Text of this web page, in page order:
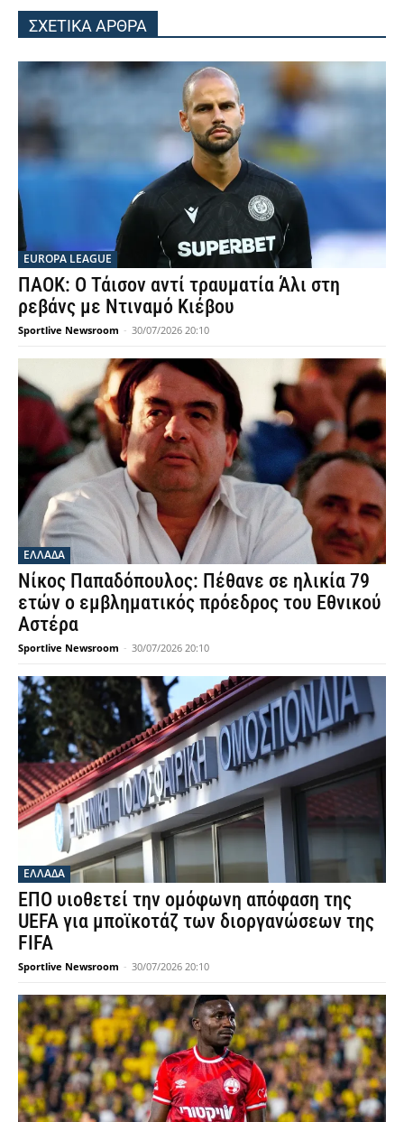
ΣΧΕΤΙΚΑ ΑΡΘΡΑ
EUROPA LEAGUE
ΠΑΟΚ: Ο Τάισον αντί τραυματία Άλι στη
ρεβάνς με Ντιναμό Κιέβου
Sportlive Newsroom - 30/07/2026 20:10
ΕΛΛΑΔΑ
Νίκος Παπαδόπουλος: Πέθανε σε ηλικία 79
ετών ο εμβληματικός πρόεδρος του Εθνικού
Αστέρα
Sportlive Newsroom - 30/07/2026 20:10
ΕΛΛΑΔΑ
ΕΠΟ υιοθετεί την ομόφωνη απόφαση της
UEFA για μποϊκοτάζ των διοργανώσεων της
FIFA
Sportlive Newsroom - 30/07/2026 20:10